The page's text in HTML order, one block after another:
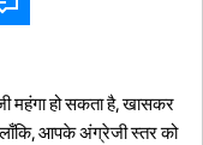
महंगा हो सकता है, खासकर
आपके अंग्रेजी स्तर को